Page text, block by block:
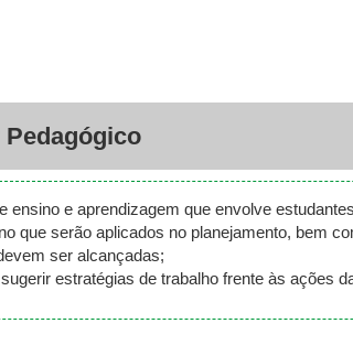
Pedagógico
ensino e aprendizagem que envolve
que serão aplicados no planejamento, bem
ser alcançadas;
estratégias de trabalho frente às ações